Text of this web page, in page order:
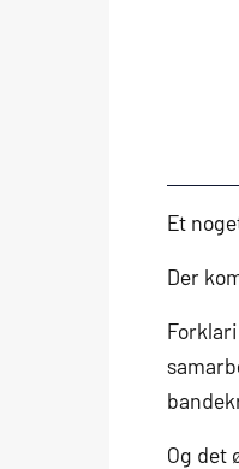
Et
Der
Og det